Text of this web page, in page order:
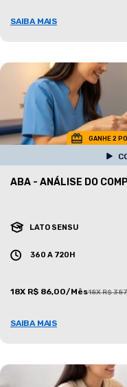
SAIBA MAIS
GANHE 2
ABA - ANÁLISE DO
LATO SENSU
360 A 720H
18X R$ 86,00/Mês18X R$
SAIBA MAIS